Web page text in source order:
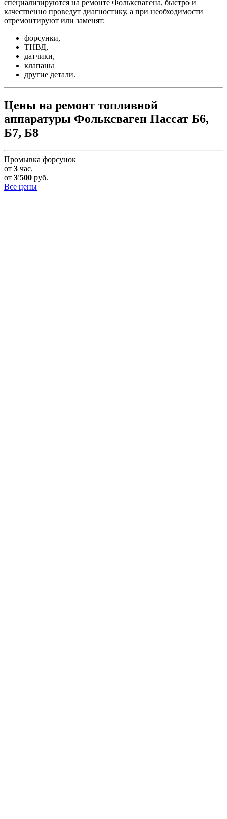
специализируются на ремонте Фольксвагена, быстро и
качественно проведут диагностику, а при необходимости
отремонтируют или заменят:
форсунки,
ТНВД,
датчики,
клапаны
другие детали.
Цены на ремонт топливной
аппаратуры Фольксваген Пассат Б6,
Б7, Б8
Промывка форсунок
от 3 час.
от 3'500 руб.
Все цены